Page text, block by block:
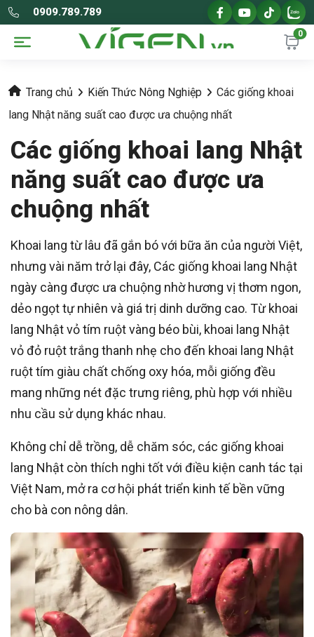
0909.789.789
0
Trang chủ Kiến Thức Nông Nghiệp
Các giống khoai
lang Nhật năng suất cao được ưa chuộng nhất
Các giống khoai lang Nhật
năng suất cao được ưa
chuộng nhất
Khoai lang từ lâu đã gắn bó với bữa ăn của người Việt,
nhưng vài năm trở lại đây, Các giống khoai lang Nhật
ngày càng được ưa chuộng nhờ hương vị thơm ngon,
dẻo ngọt tự nhiên và giá trị dinh dưỡng cao. Từ khoai
lang Nhật vỏ tím ruột vàng béo bùi, khoai lang Nhật
vỏ đỏ ruột trắng thanh nhẹ cho đến khoai lang Nhật
ruột tím giàu chất chống oxy hóa, mỗi giống đều
mang những nét đặc trưng riêng, phù hợp với nhiều
nhu cầu sử dụng khác nhau.
Không chỉ dễ trồng, dễ chăm sóc, các giống khoai
lang Nhật còn thích nghi tốt với điều kiện canh tác tại
Việt Nam, mở ra cơ hội phát triển kinh tế bền vững
cho bà con nông dân.